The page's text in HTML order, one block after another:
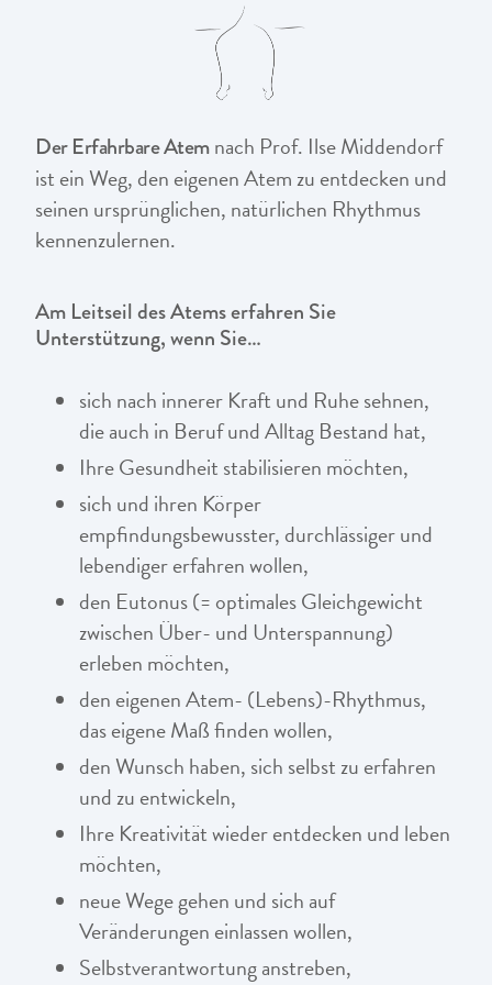
Der Erfahrbare Atemnach Prof. Ilse Middendorf
ist ein Weg, den eigenen Atem zu entdecken und
seinen ursprünglichen, natürlichen Rhythmus
kennenzulernen.
Am Leitseil des Atems erfahren Sie
Unterstützung, wenn Sie…
sich nach innerer Kraft und Ruhe sehnen,
die auch in Beruf und Alltag Bestand hat,
Ihre Gesundheit stabilisieren möchten,
sich und ihren Körper
empfindungsbewusster, durchlässiger und
lebendiger erfahren wollen,
den Eutonus (= optimales Gleichgewicht
zwischen Über- und Unterspannung)
erleben möchten,
den eigenen Atem- (Lebens)-Rhythmus,
das eigene Maß finden wollen,
den Wunsch haben, sich selbst zu erfahren
und zu entwickeln,
Ihre Kreativität wieder entdecken und leben
möchten,
neue Wege gehen und sich auf
Veränderungen einlassen wollen,
Selbstverantwortung anstreben,